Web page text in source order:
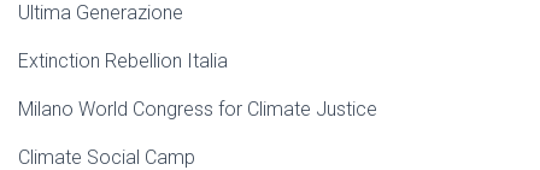
Ultima Generazione
Extinction Rebellion Italia
Milano World Congress for Climate Justice
Climate Social Camp